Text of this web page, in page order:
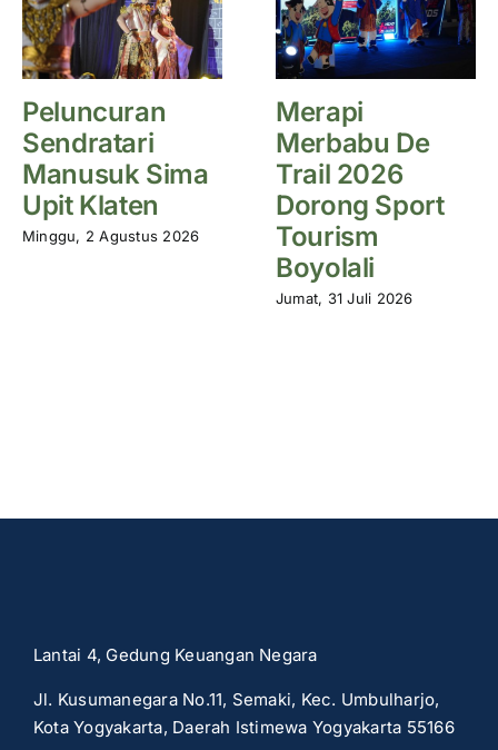
Peluncuran
Sendratari
Manusuk Sima
Upit Klaten
Minggu, 2 Agustus 2026
Merapi
Merbabu De
Trail 2026
Dorong Sport
Tourism
Boyolali
Jumat, 31 Juli 2026
Lantai 4, Gedung Keuangan Negara
Jl. Kusumanegara No.11, Semaki, Kec. Umbulharjo,
Kota Yogyakarta, Daerah Istimewa Yogyakarta 55166